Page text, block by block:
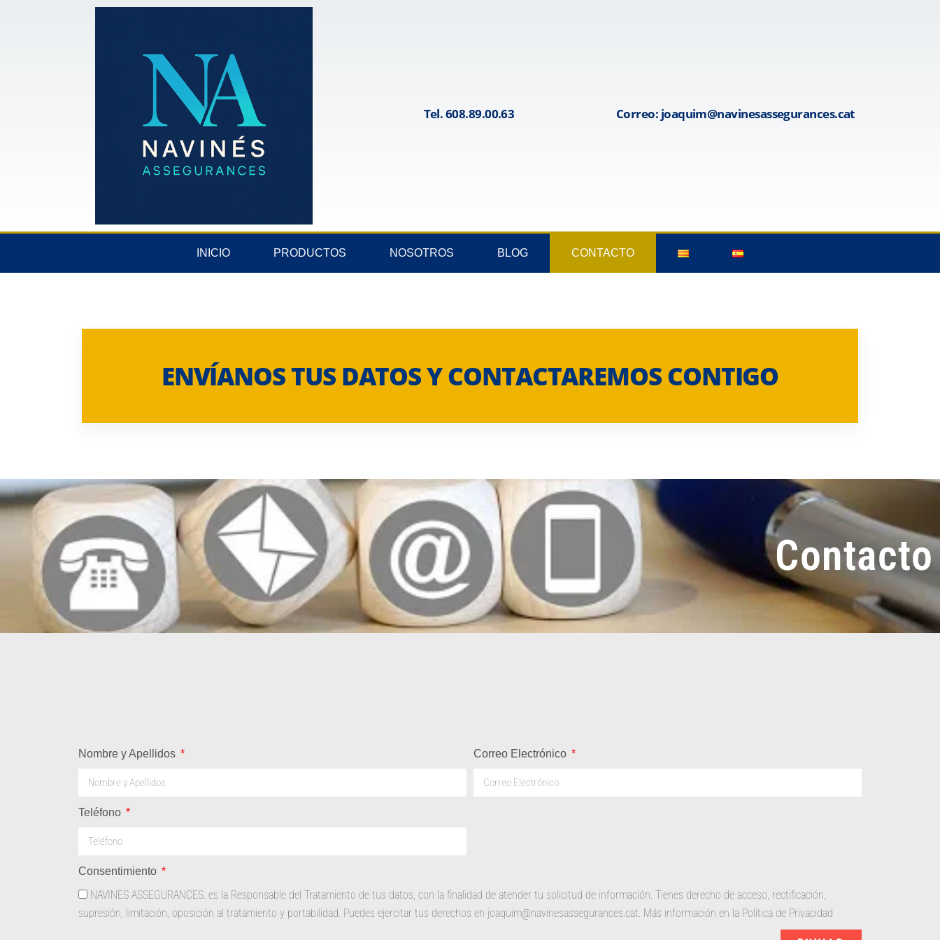
Tel. 608.89.00.63 Correo: joaquim@navinesassegurances.cat
INICIO PRODUCTOS NOSOTROS BLOG CONTACTO
ENVÍANOS TUS DATOS Y CONTACTAREMOS CONTIGO
Contacto
Nombre y Apellidos Correo Electrónico
Teléfono
Consentimiento
NAVINES ASSEGURANCES. es la Responsable del Tratamiento de tus datos, con la finalidad de atender tu solicitud de información. Tienes derecho de acceso, rectificación,
supresión, limitación, oposición al tratamiento y portabilidad. Puedes ejercitar tus derechos en joaquim@navinesassegurances.cat. Más información en la Política de Privacidad